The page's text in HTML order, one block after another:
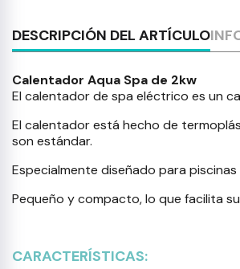
DESCRIPCIÓN DEL ARTÍCULO
Calentador Aqua Spa de 2kw
El calentador de spa eléctrico es un
El calentador está hecho de
son estándar.
Especialmente diseñado para
Pequeño y compacto, lo que facilita
CARACTERÍSTICAS: